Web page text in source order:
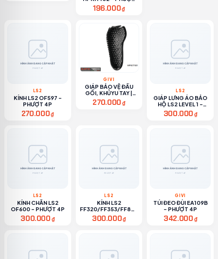
4P
196.000₫
LS2
KÍNH LS2 OF597 -
PHƯỢT 4P
270.000₫
GIVI
GIÁP BẢO VỆ ĐẦU
GỐI, KHỦYU TAY |
HPKIT101 - PHƯỢT
4P
270.000 ₫
LS2
GIÁP LƯNG ÁO BẢO
HỘ LS2 LEVEL 1 -
PHƯỢT 4P
300.000 ₫
LS2
KÍNH CHẮN LS2
OF600 - PHƯỢT 4P
300.000 ₫
LS2
KÍNH LS2
FF320/FF353/FF800
- PHƯỢT 4P
300.000₫
GIVI
TÚI ĐEO ĐÙI EA109B
- PHƯỢT 4P
342.000 ₫